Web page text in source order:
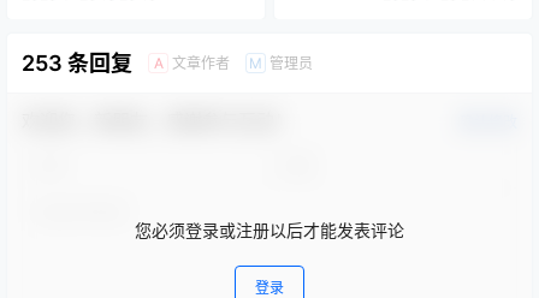
253 条回复 A 文章作者 M 管理员
您必须登录或注册以后才能发表评论
登录